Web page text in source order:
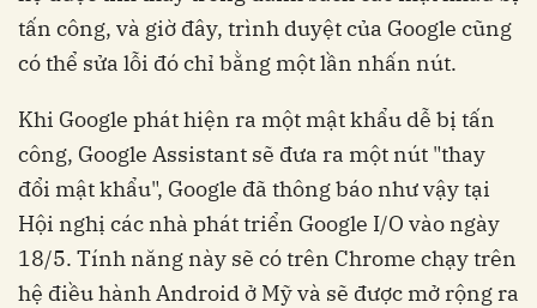
tấn công, và giờ đây, trình duyệt của Google cũng
có thể sửa lỗi đó chỉ bằng một lần nhấn nút.
Khi Google phát hiện ra một mật khẩu dễ bị tấn
công, Google Assistant sẽ đưa ra một nút "thay
đổi mật khẩu", Google đã thông báo như vậy tại
Hội nghị các nhà phát triển Google I/O vào ngày
18/5. Tính năng này sẽ có trên Chrome chạy trên
hệ điều hành Android ở Mỹ và sẽ được mở rộng ra